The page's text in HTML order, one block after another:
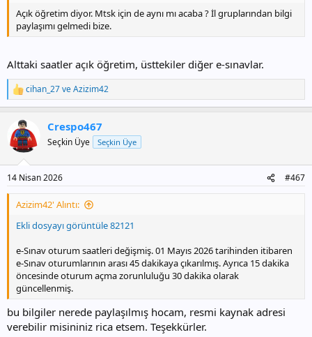
Açık öğretim diyor. Mtsk için de aynı mı acaba ? İl gruplarından bilgi
paylaşımı gelmedi bize.
Alttaki saatler açık öğretim, üsttekiler diğer e-sınavlar.
T
e
k
i
l
:
cihan_27veAzizim42
Crespo467
Seçkin Üye Seçkin Üye
14 Nisan 2026 #467
Azizim42' Alıntı:
Ekli dosyayı görüntüle 82121
e-Sınav oturum saatleri değişmiş. 01 Mayıs 2026 tarihinden itibaren
e-Sınav oturumlarının arası 45 dakikaya çıkarılmış. Ayrıca 15 dakika
öncesinde oturum açma zorunluluğu 30 dakika olarak
güncellenmiş.
bu bilgiler nerede paylaşılmış hocam, resmi kaynak adresi
verebilir misininiz rica etsem. Teşekkürler.